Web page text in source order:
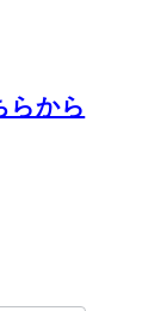
らから